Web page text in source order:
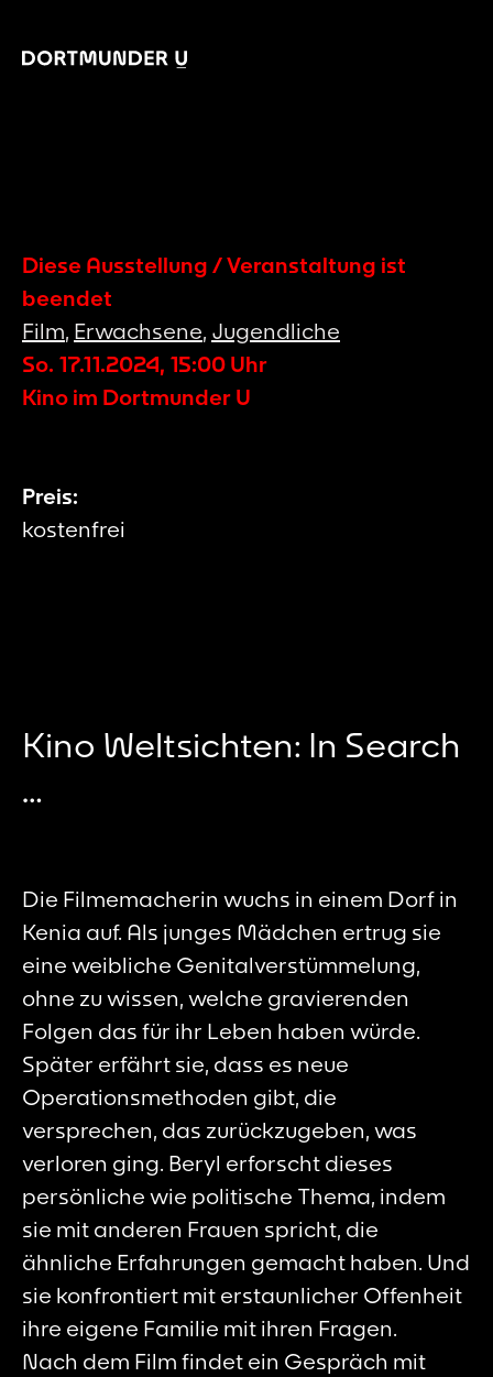
Diese Ausstellung / Veranstaltung ist
beendet
Film, Erwachsene, Jugendliche
So. 17.11.2024, 15:00 Uhr
Kino im Dortmunder U
Preis:
kostenfrei
Kino Weltsichten: In Search
…
Die Filmemacherin wuchs in einem Dorf in
Kenia auf. Als junges Mädchen ertrug sie
eine weibliche Genitalverstümmelung,
ohne zu wissen, welche gravierenden
Folgen das für ihr Leben haben würde.
Später erfährt sie, dass es neue
Operationsmethoden gibt, die
versprechen, das zurückzugeben, was
verloren ging. Beryl erforscht dieses
persönliche wie politische Thema, indem
sie mit anderen Frauen spricht, die
ähnliche Erfahrungen gemacht haben. Und
sie konfrontiert mit erstaunlicher Offenheit
ihre eigene Familie mit ihren Fragen.
Nach dem Film findet ein Gespräch mit